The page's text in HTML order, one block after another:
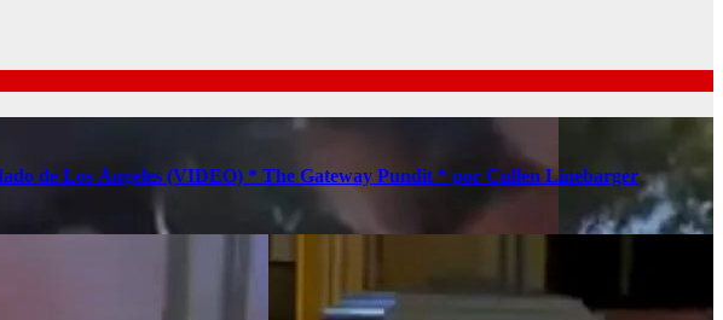
de Los Ángeles (VIDEO) * The Gateway Pundit * por Cullen Linebarger